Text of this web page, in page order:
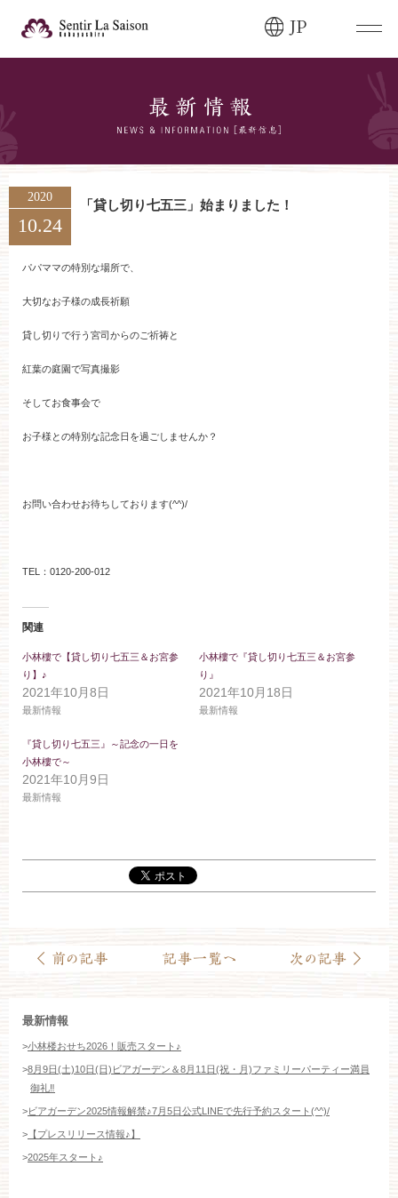
JP
0120-166-088
その他のお問い合わせ
0258-66-3155
11:00～19:00（火、水曜定休）
おもてなし
お客様とのご縁
特集
最新情報
2020
10.24
「貸し切り七五三」始まりました！
パパママの特別な場所で、
大切なお子様の成長祈願
貸し切りで行う宮司からのご祈祷と
紅葉の庭園で写真撮影
そしてお食事会で
お子様との特別な記念日を過ごしませんか？
お問い合わせお待ちしております(^^)/
TEL：0120-200-012
関連
小林樓で【貸し切り七五三＆お宮参
り】♪
2021年10月8日
最新情報
小林樓で『貸し切り七五三＆お宮参
り』
2021年10月18日
最新情報
『貸し切り七五三』～記念の一日を
小林樓で～
2021年10月9日
最新情報
最新情報
>小林楼おせち2026！販売スタート♪
>8月9日(土)10日(日)ビアガーデン＆8月11日(祝・月)ファミリーパーティー満員
御礼‼️
>ビアガーデン2025情報解禁♪7月5日公式LINEで先行予約スタート(^^)/
> 【プレスリリース情報♪】
>2025年スタート♪